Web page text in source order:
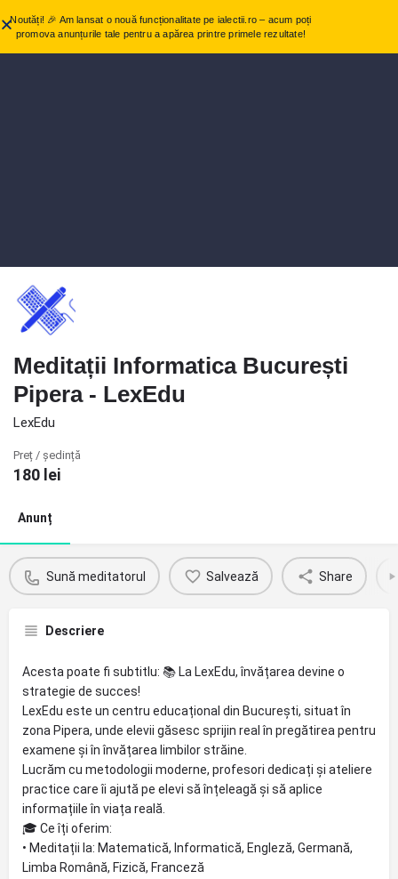
Meditații Informatica București
Pipera - LexEdu
LexEdu
Preț / ședință
180 lei
Anunț
Sună meditatorul Salvează Share
Descriere
Acesta poate fi subtitlu: 📚 La LexEdu, învățarea devine o
strategie de succes!
LexEdu este un centru educațional din București, situat în
zona Pipera, unde elevii găsesc sprijin real în pregătirea pentru
examene și în învățarea limbilor străine.
Lucrăm cu metodologii moderne, profesori dedicați și ateliere
practice care îi ajută pe elevi să înțeleagă și să aplice
informațiile în viața reală.
🎓 Ce îți oferim:
•⁠ ⁠Meditații la: Matematică, Informatică, Engleză, Germană,
Limba Română, Fizică, Franceză
Noutăți! 🎉 Am lansat o nouă funcționalitate pe ialectii.ro – acum poți
promova anunțurile tale pentru a apărea printre primele rezultate!